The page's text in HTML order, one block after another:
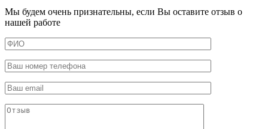
Мы будем очень признательны, если Вы оставите отзыв о
нашей работе